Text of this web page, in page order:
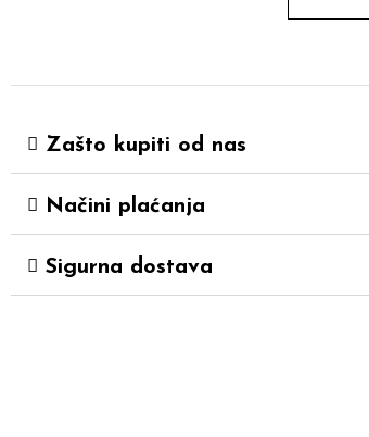
Zašto kupiti od nas
Načini plaćanja
Sigurna dostava